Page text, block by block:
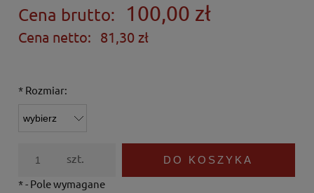
Cena brutto: 100,00 zł
Cena netto: 81,30 zł
* Rozmiar:
szt. DO KOSZYKA
*- Pole wymagane